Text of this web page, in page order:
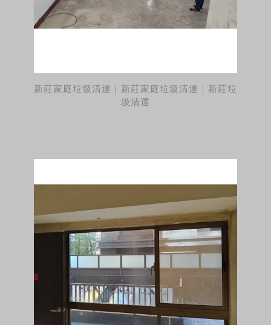
新莊家庭垃圾清運｜新莊家庭垃圾清運｜新莊垃
圾清運